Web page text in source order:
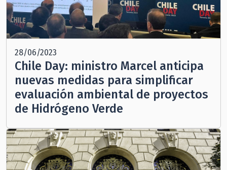
28/06/2023
Chile Day: ministro Marcel anticipa
nuevas medidas para simplificar
evaluación ambiental de proyectos
de Hidrógeno Verde